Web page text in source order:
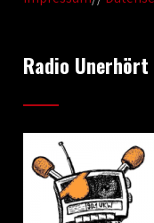
Radio Unerhört